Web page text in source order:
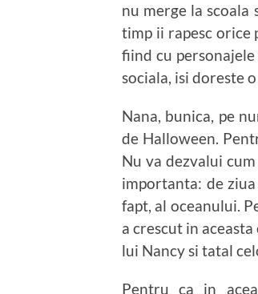
nu merge la
timp ii rapesc orice
fiind cu
sociala, isi doreste
Nana, bunica, pe
de Halloween.
Nu va dezvalui
importanta: de
fapt, al oceanului.
a crescut in
lui Nancy si tatal
Pentru ca in